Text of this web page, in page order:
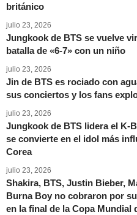
británico
julio 23, 2026
Jungkook de BTS se vuelve
batalla de «6-7» con un niño
julio 23, 2026
Jin de BTS es rociado con
sus conciertos y los fans
julio 23, 2026
Jungkook de BTS lidera el K-
se convierte en el idol más
Corea
julio 23, 2026
Shakira, BTS, Justin Bieber,
Burna Boy no cobraron por
en la final de la Copa Mundial